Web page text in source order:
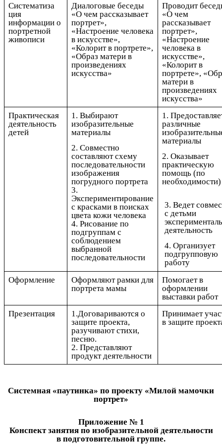
Систематиза
ция
информации о
портретной
живописи
Диалоговые беседы
«О чем рассказывает
портрет»,
«Настроение человека
в искусстве»,
«Колорит в портрете»,
«Образ матери в
произведениях
искусства»
Проводит
«О чем
рассказывает
портрет»,
«Настроение
человека в
искусстве»,
«Колорит в
портрете»,
матери в
произведениях
искусства»
Практическая
деятельность
детей
1. Выбирают
изобразительные
материалы
2. Совместно
составляют схему
последовательности
изображения
погрудного портрета
3.
Экспериментирование
с красками в поисках
цвета кожи человека
4. Рисование по
подгруппам с
соблюдением
выбранной
последовательности
1.
различные
материалы
2. Оказывает
практическую
помощь (по
необходимости)
3. Ведет
с детьми
деятельность
4. Организует
подгрупповую
работу
Оформление
Оформляют рамки для
портрета мамы
Помогает в
оформлении
выставки работ
Презентация
1.Договариваются о
защите проекта,
разучивают стихи,
песню.
2. Представляют
продукт деятельности
Принимает
в защите
Системная «паутинка» по проекту «Милой мамочки
портрет»
Приложение № 1
Конспект занятия по изобразительной деятельности
в подготовительной группе.